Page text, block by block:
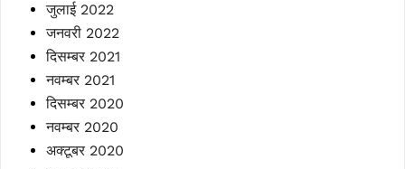
जुलाई 2022
जनवरी 2022
दिसम्बर 2021
नवम्बर 2021
दिसम्बर 2020
नवम्बर 2020
अक्टूबर 2020